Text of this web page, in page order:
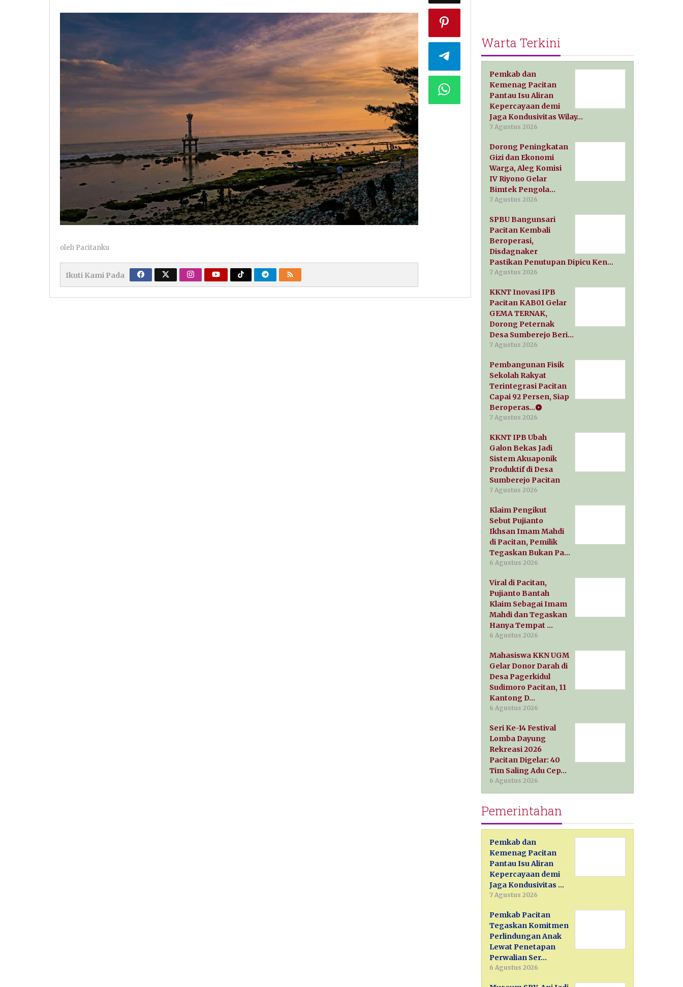
oleh Pacitanku
Ikuti Kami Pada
Warta Terkini
Pemkab dan
Kemenag Pacitan
Pantau Isu Aliran
Kepercayaan demi
Jaga Kondusivitas Wilay…
7 Agustus 2026
Dorong Peningkatan
Gizi dan Ekonomi
Warga, Aleg Komisi
IV Riyono Gelar
Bimtek Pengola…
7 Agustus 2026
SPBU Bangunsari
Pacitan Kembali
Beroperasi,
Disdagnaker
Pastikan Penutupan Dipicu Ken…
7 Agustus 2026
KKNT Inovasi IPB
Pacitan KAB01 Gelar
GEMA TERNAK,
Dorong Peternak
Desa Sumberejo Beri…
7 Agustus 2026
Pembangunan Fisik
Sekolah Rakyat
Terintegrasi Pacitan
Capai 92 Persen, Siap
Beroperas…
7 Agustus 2026
KKNT IPB Ubah
Galon Bekas Jadi
Sistem Akuaponik
Produktif di Desa
Sumberejo Pacitan
7 Agustus 2026
Klaim Pengikut
Sebut Pujianto
Ikhsan Imam Mahdi
di Pacitan, Pemilik
Tegaskan Bukan Pa…
6 Agustus 2026
Viral di Pacitan,
Pujianto Bantah
Klaim Sebagai Imam
Mahdi dan Tegaskan
Hanya Tempat …
6 Agustus 2026
Mahasiswa KKN UGM
Gelar Donor Darah di
Desa Pagerkidul
Sudimoro Pacitan, 11
Kantong D…
6 Agustus 2026
Seri Ke-14 Festival
Lomba Dayung
Rekreasi 2026
Pacitan Digelar: 40
Tim Saling Adu Cep…
6 Agustus 2026
Pemerintahan
Pemkab dan
Kemenag Pacitan
Pantau Isu Aliran
Kepercayaan demi
Jaga Kondusivitas …
7 Agustus 2026
Pemkab Pacitan
Tegaskan Komitmen
Perlindungan Anak
Lewat Penetapan
Perwalian Ser…
6 Agustus 2026